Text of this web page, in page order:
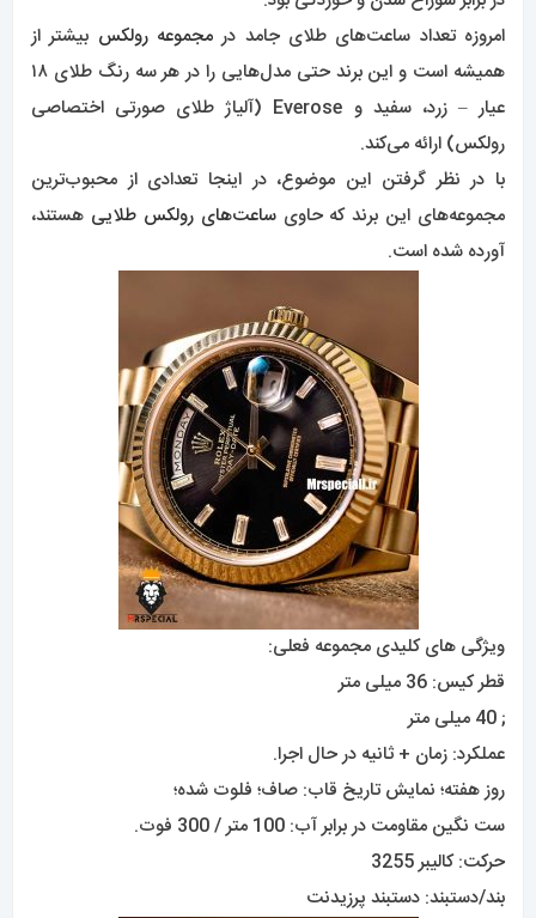
امروزه تعداد ساعت‌های طلای جامد در مجموعه رولکس بیشتر از
همیشه است و این برند حتی مدل‌هایی را در هر سه رنگ طلای ۱۸
عیار – زرد، سفید و Everose (آلیاژ طلای صورتی اختصاصی
رولکس) ارائه می‌کند.
با در نظر گرفتن این موضوع، در اینجا تعدادی از محبوب‌ترین
مجموعه‌های این برند که حاویساعت‌های رولکس طلایی هستند،
آورده شده است.
ویژگی های کلیدی مجموعه فعلی:
قطر کیس: 36 میلی متر
; 40 میلی متر
عملکرد: زمان + ثانیه در حال اجرا.
روز هفته؛ نمایش تاریخ قاب: صاف؛ فلوت شده؛
ست نگین مقاومت در برابر آب: 100 متر / 300 فوت.
حرکت: کالیبر 3255
بند/دستبند: دستبند پرزیدنت